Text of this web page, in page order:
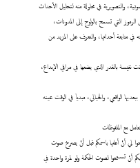
والتصويرية في محاولة منه لتحليل الأحداث
التي تسمح بالولوج إلى المدونات،
متابعة أحداثها، والتعرف على المزيد من
نفيسة بالقدر الذي يضعها في مراقي الإبداع،
الواقعي، والخيالي، مبدياَ في الوقت عينه
مع الملفوظات
لي أنْ أعلنها باسمكم قبل أنْ يصرخ صوت
أنْ تستمعوا لصوت الحكمة ولو لمرة واحدة في